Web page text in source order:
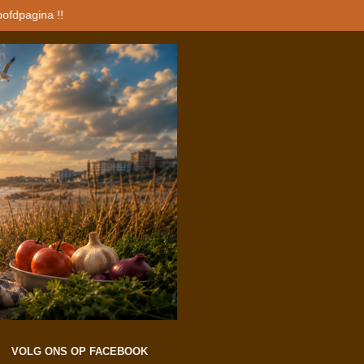
!!
VOLG ONS OP FACEBOOK